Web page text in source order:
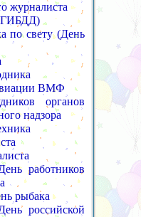
журналиста
ГИБДД)
по свету (День
ВМФ
органов
надзора
работников
рыбака
российской